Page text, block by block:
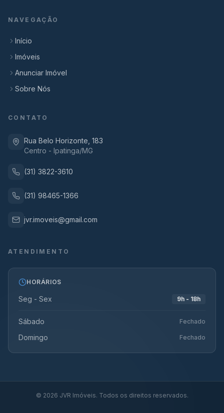
NAVEGAÇÃO
Início
Imóveis
Anunciar Imóvel
Sobre Nós
CONTATO
Rua Belo Horizonte, 183
Centro - Ipatinga/MG
(31) 3822-3610
(31) 98465-1366
jvr.imoveis@gmail.com
ATENDIMENTO
HORÁRIOS
Seg - Sex 9h - 18h
Sábado Fechado
Domingo Fechado
© 2026 JVR Imóveis. Todos os direitos reservados.